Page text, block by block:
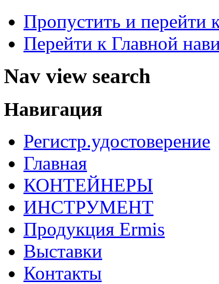
Пропустить и перейти
Перейти к Главной
Nav view search
Навигация
Регистр.удостоверение
Главная
КОНТЕЙНЕРЫ
ИНСТРУМЕНТ
Продукция Ermis
Выставки
Контакты